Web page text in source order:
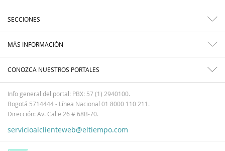
SECCIONES
MÁS INFORMACIÓN
CONOZCA NUESTROS PORTALES
Info general del portal: PBX: 57 (1) 2940100.
Bogotá 5714444 - Línea Nacional 01 8000 110 211.
Dirección: Av. Calle 26 # 68B-70.
servicioalclienteweb@eltiempo.com